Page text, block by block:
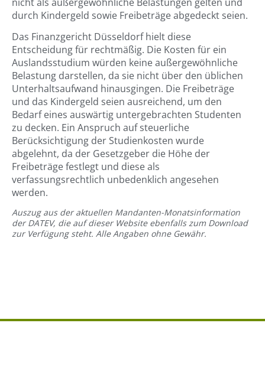
durch Kindergeld sowie Freibeträge abgedeckt seien.
Das Finanzgericht Düsseldorf hielt diese
Entscheidung für rechtmäßig. Die Kosten für ein
Auslandsstudium würden keine außergewöhnliche
Belastung darstellen, da sie nicht über den üblichen
Unterhaltsaufwand hinausgingen. Die Freibeträge
und das Kindergeld seien ausreichend, um den
Bedarf eines auswärtig untergebrachten Studenten
zu decken. Ein Anspruch auf steuerliche
Berücksichtigung der Studienkosten wurde
abgelehnt, da der Gesetzgeber die Höhe der
Freibeträge festlegt und diese als
verfassungsrechtlich unbedenklich angesehen
werden.
Auszug aus der aktuellen Mandanten-Monatsinformation
der DATEV, die auf dieser Website ebenfalls zum Download
zur Verfügung steht. Alle Angaben ohne Gewähr.